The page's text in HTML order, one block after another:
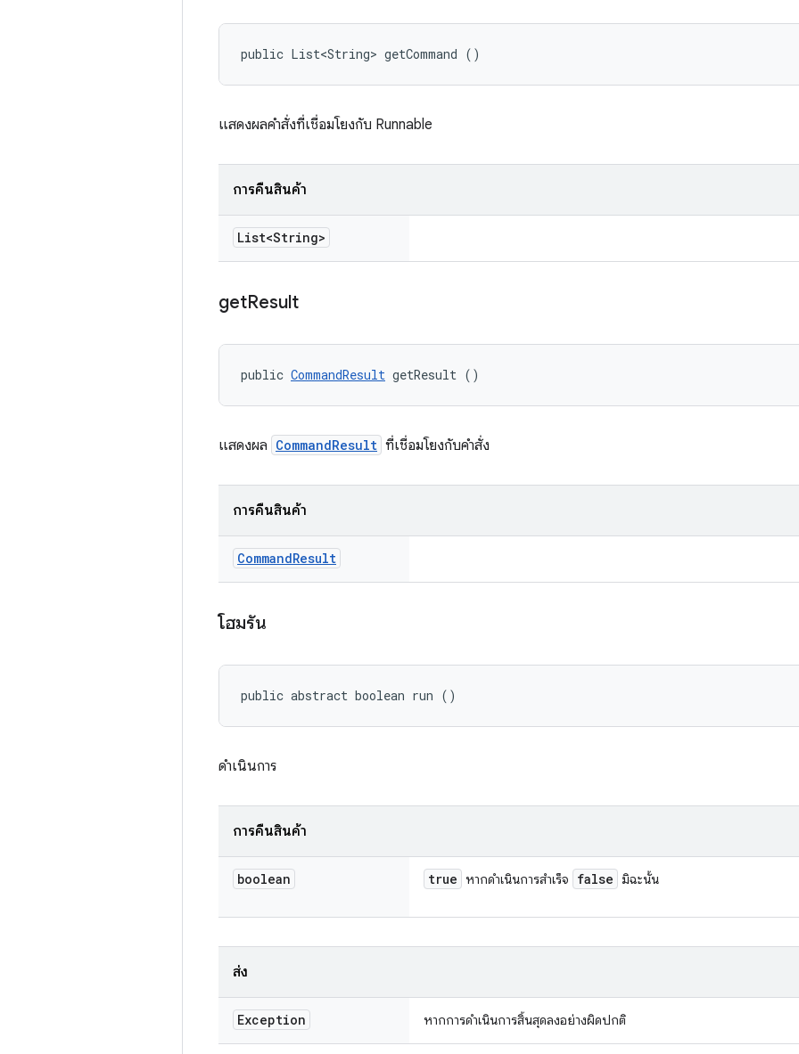
public List<String> getCommand ()
แสดงผลคำสั่งที่เชื่อมโยงกับ Runnable
การคืนสินค้า
List<String>
getResult
public CommandResult getResult ()
แสดงผล CommandResult ที่เชื่อมโยงกับคำสั่ง
การคืนสินค้า
CommandResult
โฮมรัน
public abstract boolean run ()
ดำเนินการ
การคืนสินค้า
boolean true หากดำเนินการสำเร็จ false มิฉะนั้น
ส่ง
Exception หากการดำเนินการสิ้นสุดลงอย่างผิดปกติ